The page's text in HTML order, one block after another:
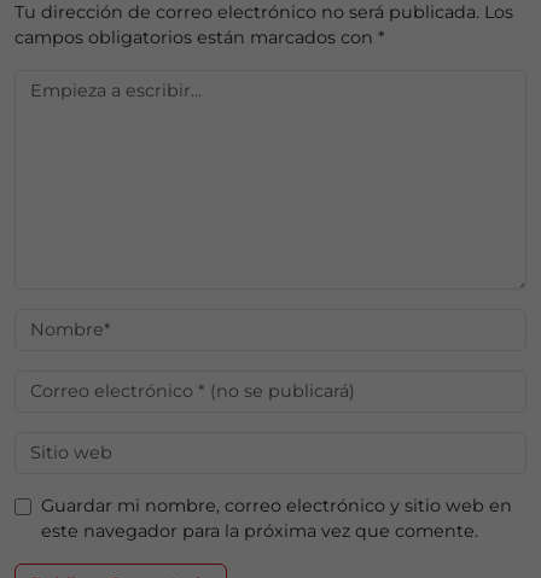
Tu dirección de correo electrónico no será publicada. Los
campos obligatorios están marcados con *
Guardar mi nombre, correo electrónico y sitio web en
este navegador para la próxima vez que comente.